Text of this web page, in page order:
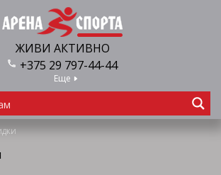
ЖИВИ АКТИВНО
+375 29 797-44-44
Еще